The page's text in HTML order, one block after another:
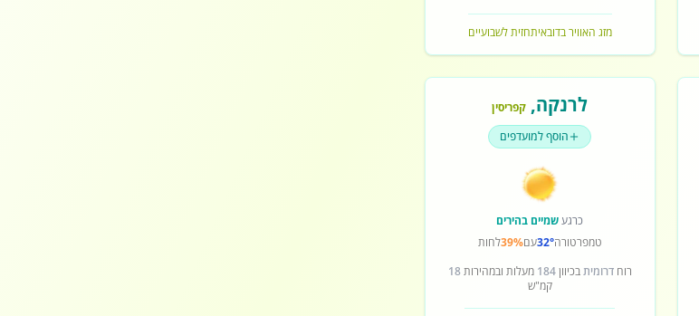
מזג האוויר בדובאיתחזית לשבועיים
לרנקה, קפריסין
הוסף למועדפים
כרגעשמיים בהירים
טמפרטורה32°עם39%לחות
רוחדרומיתבכיוון184 מעלות ובמהירות18
קמ"ש